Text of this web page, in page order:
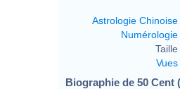
Astrologie Chinoise
Numérologie
Taille
Vues
Biographie de 50 Cent